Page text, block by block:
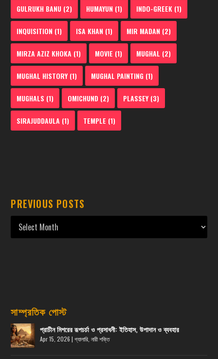
GULRUKH BANU (2) HUMAYUN (1) INDO-GREEK (1)
INQUISITION (1) ISA KHAN (1) MIR MADAN (2)
MIRZA AZIZ KHOKA (1) MOVIE (1) MUGHAL (2)
MUGHAL HISTORY(1) MUGHAL PAINTING (1)
MUGHALS (1) OMICHUND (2) PLASSEY(3)
SIRAJUDDAULA (1) TEMPLE (1)
PREVIOUS POSTS
সাম্প্রতিক পোস্ট
প্রাচীন মিশরের রূপচর্চা ও প্রসাধনী: ইতিহাস, উপাদান ও ব্যবহার
Apr 15, 2026 |গ্যালারি ,নারী শক্তি